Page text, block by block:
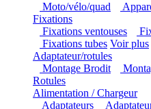
Moto/vélo/quad
bateau
Fixations
Fixations ventouses
visser
Fixations tubes
Adaptateur/rotules
Montage Brodit
Rotules
Alimentation / Chargeur